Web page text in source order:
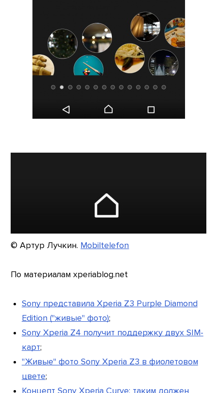
© Артур Лучкин. Mobiltelefon
По материалам xperiablog.net
Sony представила Xperia Z3 Purple Diamond
Edition ("живые" фото);
Sony Xperia Z4 получит поддержку двух SIM-
карт;
"Живые" фото Sony Xperia Z3 в фиолетовом
цвете;
Концепт Sony Xperia Curve: таким должен